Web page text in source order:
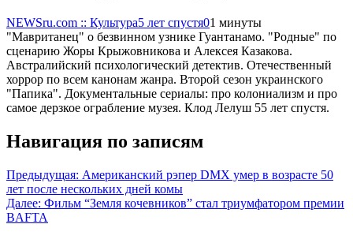
NEWSru.com :: Культура5 лет спустя01 минуты
"Мавританец" о безвинном узнике Гуантанамо. "Родные" по
сценарию Жоры Крыжовникова и Алексея Казакова.
Австралийский психологический детектив. Отечественный
хоррор по всем канонам жанра. Второй сезон украинского
"Папика". Документальные сериалы: про колониализм и про
самое дерзкое ограбление музея. Клод Лелуш 55 лет спустя.
Навигация по записям
Предыдущая: Американский рэпер DMX умер в возрасте 50
лет после нескольких дней комы
Далее: Фильм “Земля кочевников” стал триумфатором премии
BAFTA